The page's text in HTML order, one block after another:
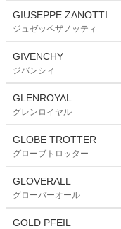
GIUSEPPE ZANOTTI
ジュゼッペザノッティ
GIVENCHY
ジバンシィ
GLENROYAL
グレンロイヤル
GLOBE TROTTER
グローブトロッター
GLOVERALL
グローバーオール
GOLD PFEIL